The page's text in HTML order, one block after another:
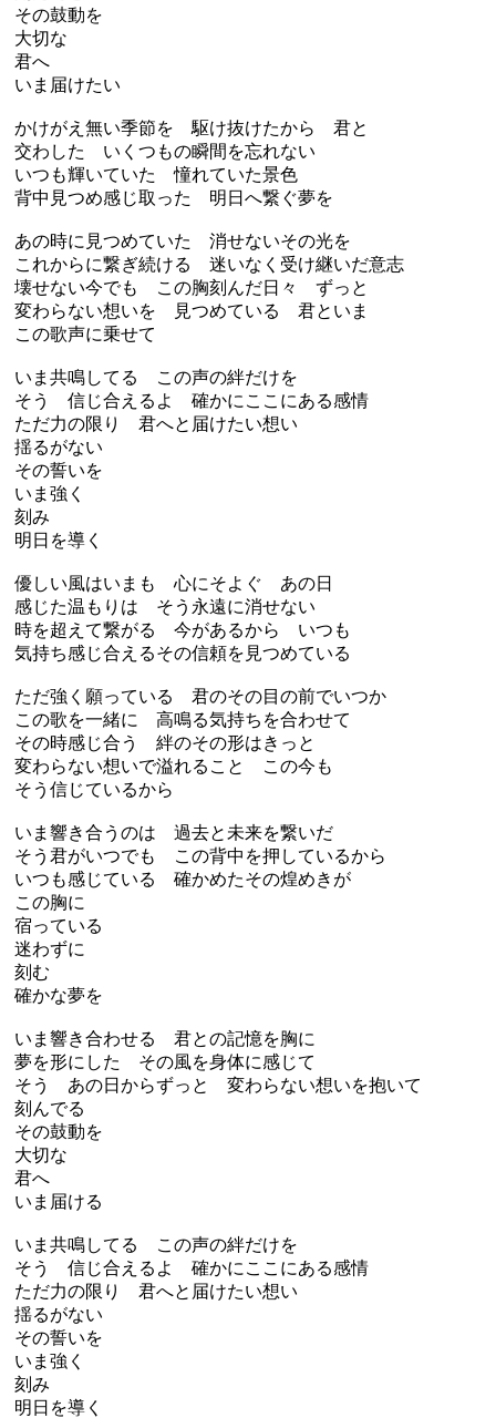
その鼓動を
大切な
君へ
いま届けたい
かけがえ無い季節を 駆け抜けたから 君と
交わした いくつもの瞬間を忘れない
いつも輝いていた 憧れていた景色
背中見つめ感じ取った 明日へ繋ぐ夢を
あの時に見つめていた 消せないその光を
これからに繋ぎ続ける 迷いなく受け継いだ意志
壊せない今でも この胸刻んだ日々 ずっと
変わらない想いを 見つめている 君といま
この歌声に乗せて
いま共鳴してる この声の絆だけを
そう 信じ合えるよ 確かにここにある感情
ただ力の限り 君へと届けたい想い
揺るがない
その誓いを
いま強く
刻み
明日を導く
優しい風はいまも 心にそよぐ あの日
感じた温もりは そう永遠に消せない
時を超えて繋がる 今があるから いつも
気持ち感じ合えるその信頼を見つめている
ただ強く願っている 君のその目の前でいつか
この歌を一緒に 高鳴る気持ちを合わせて
その時感じ合う 絆のその形はきっと
変わらない想いで溢れること この今も
そう信じているから
いま響き合うのは 過去と未来を繋いだ
そう君がいつでも この背中を押しているから
いつも感じている 確かめたその煌めきが
この胸に
宿っている
迷わずに
刻む
確かな夢を
いま響き合わせる 君との記憶を胸に
夢を形にした その風を身体に感じて
そう あの日からずっと 変わらない想いを抱いて
刻んでる
その鼓動を
大切な
君へ
いま届ける
いま共鳴してる この声の絆だけを
そう 信じ合えるよ 確かにここにある感情
ただ力の限り 君へと届けたい想い
揺るがない
その誓いを
いま強く
刻み
明日を導く